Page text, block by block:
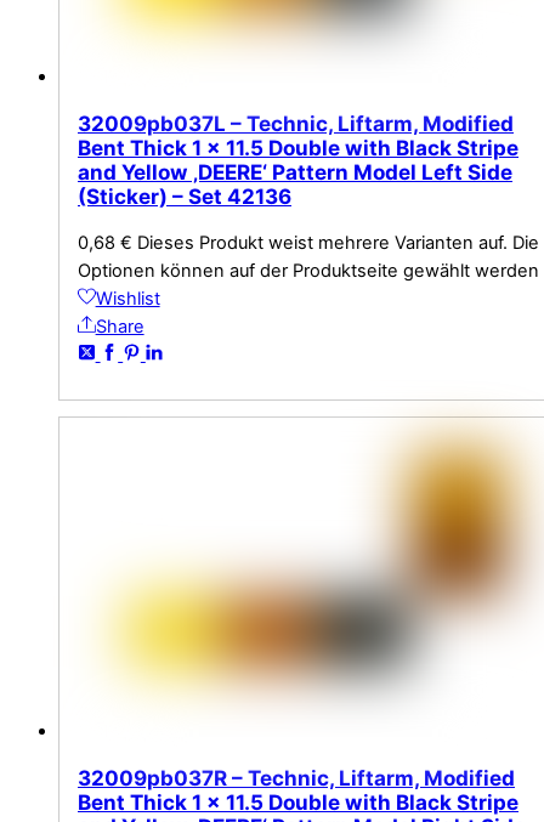
32009pb037L – Technic, Liftarm, Modified
Bent Thick 1 x 11.5 Double with Black Stripe
and Yellow ‚DEERE‘ Pattern Model Left Side
(Sticker) – Set 42136
0,68 € Dieses Produkt weist mehrere Varianten auf. Die
Optionen können auf der Produktseite gewählt werden
Wishlist
Share
32009pb037R – Technic, Liftarm, Modified
Bent Thick 1 x 11.5 Double with Black Stripe